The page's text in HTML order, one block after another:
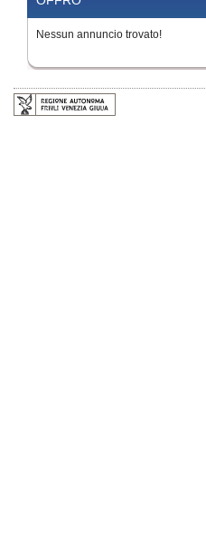
Nessun annuncio trovato!